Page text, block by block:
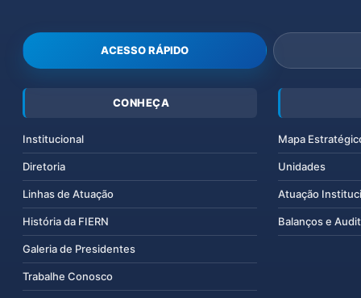
ACESSO RÁPIDO
CONHEÇA
Institucional
Diretoria
Linhas de Atuação
História da FIERN
Galeria de Presidentes
Trabalhe Conosco
Mapa
Unidades
Atuação
Balanços e